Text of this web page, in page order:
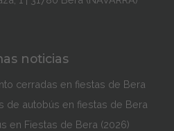
noticias
cerradas en fiestas de Bera
de autobús en fiestas de Bera
en Fiestas de Bera (2026)